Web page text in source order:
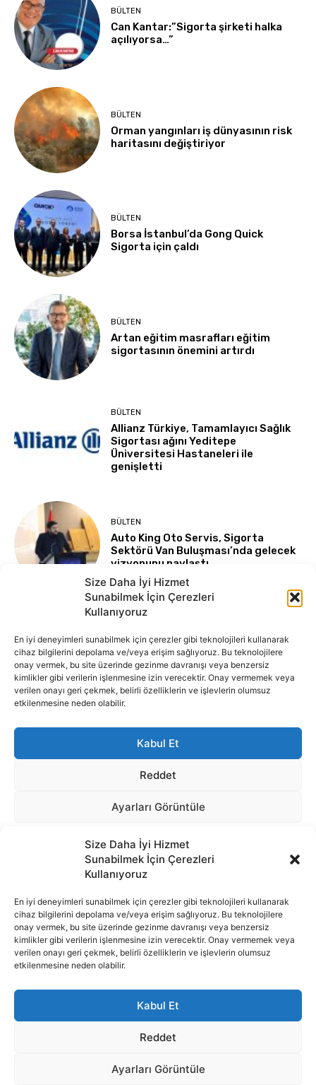
Size Daha İyi Hizmet
Sunabilmek İçin Çerezleri
Kullanıyoruz
En iyi deneyimleri sunabilmek için çerezler gibi teknolojileri kullanarak
cihaz bilgilerini depolama ve/veya erişim sağlıyoruz. Bu teknolojilere
onay vermek, bu site üzerinde gezinme davranışı veya benzersiz
kimlikler gibi verilerin işlenmesine izin verecektir. Onay vermemek veya
verilen onayı geri çekmek, belirli özelliklerin ve işlevlerin olumsuz
etkilenmesine neden olabilir.
Kabul Et
Reddet
Ayarları Görüntüle
İnternet portalımızda yer alan tüm haber metini, resim ve benzeri
içeriğin hakları Sigortamedya Yayıncılık A.Ş.'ye aittir. Hiçbir şekilde
basılı ya da elektronik bir ortamda, kaynak gösterilse bile izin
e-Mail Adresimiz: info@sigortamedia.com